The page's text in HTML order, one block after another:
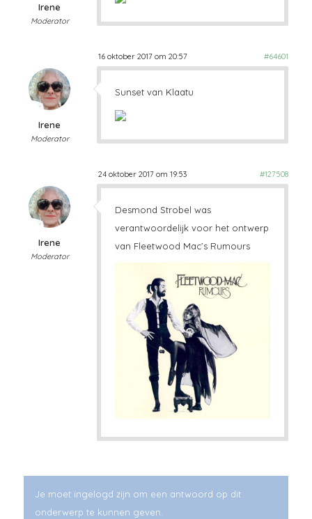
Irene
Moderator
16 oktober 2017 om 20:57 #64601
Irene
Moderator
Sunset van Klaatu
24 oktober 2017 om 19:53 #127508
Irene
Moderator
Desmond Strobel was
verantwoordelijk voor het ontwerp
van Fleetwood Mac’s Rumours
Je moet ingelogd zijn om een antwoord op dit
onderwerp te kunnen geven.